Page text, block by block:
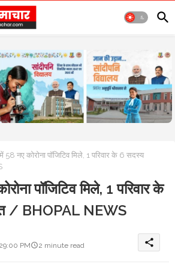
58 नए कोरोना पॉजिटिव मिले, 1 परिवार के 6 सदस्य
पॉजिटिव मिले, 1 परिवार के
/ BHOPAL NEWS
PM
2 minute read share